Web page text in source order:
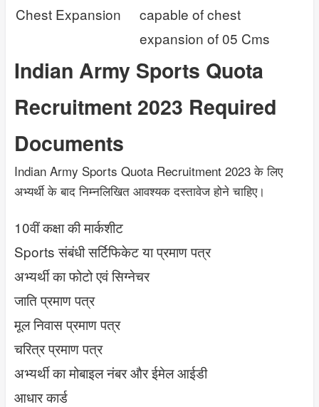
Chest Expansion
capable of chest
expansion of 05 Cms
Indian Army Sports Quota
Recruitment 2023 Required
Documents
Indian Army Sports Quota Recruitment 2023 के लिए
अभ्यर्थी के बाद निम्नलिखित आवश्यक दस्तावेज होने चाहिए।
10वीं कक्षा की मार्कशीट
Sports संबंधी सर्टिफिकेट या प्रमाण पत्र
अभ्यर्थी का फोटो एवं सिग्नेचर
जाति प्रमाण पत्र
मूल निवास प्रमाण पत्र
चरित्र प्रमाण पत्र
अभ्यर्थी का मोबाइल नंबर और ईमेल आईडी
आधार कार्ड